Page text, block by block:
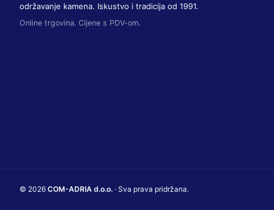
održavanje kamena. Iskustvo i tradicija od 1991.
Online trgovina. Cijene s PDV-om.
© 2026 COM-ADRIA d.o.o. · Sva prava pridržana.